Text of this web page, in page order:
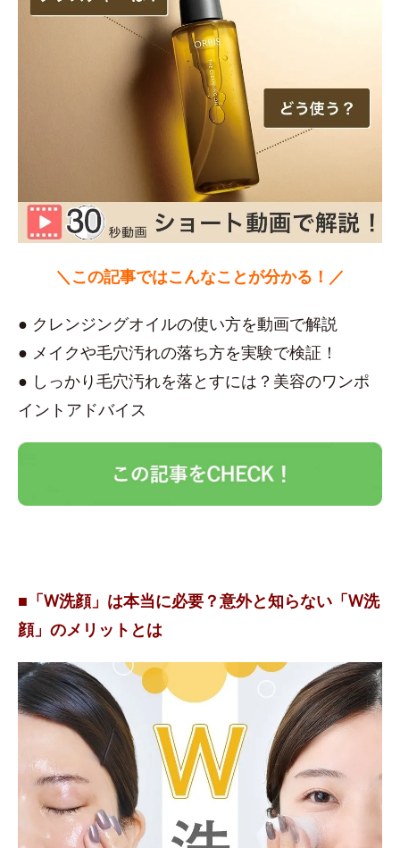
＼この記事ではこんなことが分かる！／
● クレンジングオイルの使い方を動画で解説
● メイクや毛穴汚れの落ち方を実験で検証！
● しっかり毛穴汚れを落とすには？美容のワンポ
イントアドバイス
■「W洗顔」は本当に必要？意外と知らない「W洗
顔」のメリットとは